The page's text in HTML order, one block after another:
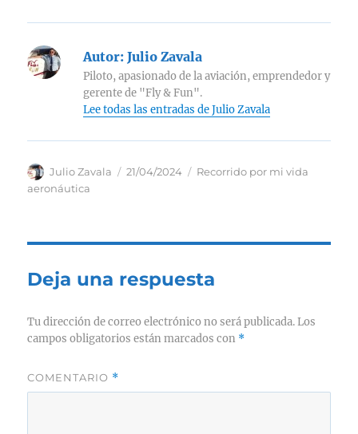
Autor: Julio Zavala
Piloto, apasionado de la aviación, emprendedor y
gerente de "Fly & Fun".
Lee todas las entradas de Julio Zavala
Autor
Julio Zavala
Publicado
21/04/2024 Categorías
Recorrido por mi vida
aeronáutica
Deja una respuesta
Tu dirección de correo electrónico no será publicada. Los
campos obligatorios están marcados con *
COMENTARIO *